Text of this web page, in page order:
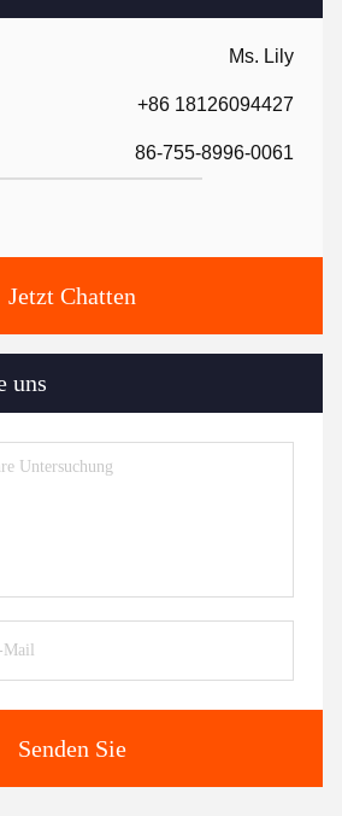
Ms. Lily
+86 18126094427
86-755-8996-0061
Jetzt Chatten
uns
Senden Sie